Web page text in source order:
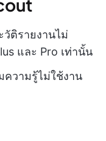
ติรายงานไม่
และ Pro เท่านั้น
ความรู้ไม่ใช้งาน